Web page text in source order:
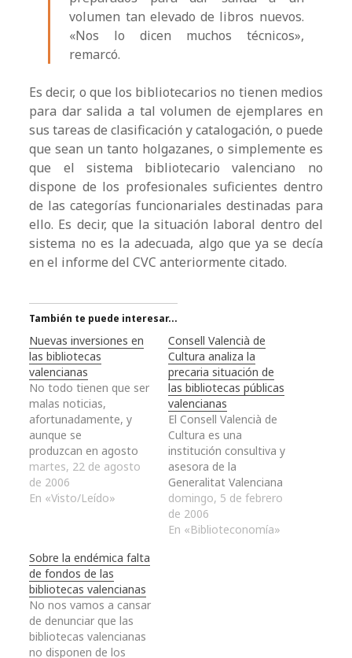
volumen tan elevado de libros nuevos.
«Nos lo dicen muchos técnicos»,
remarcó.
Es decir, o que los bibliotecarios no tienen medios
para dar salida a tal volumen de ejemplares en
sus tareas de clasificación y catalogación, o puede
que sean un tanto holgazanes, o simplemente es
que el sistema bibliotecario valenciano no
dispone de los profesionales suficientes dentro
de las categorías funcionariales destinadas para
ello. Es decir, que la situación laboral dentro del
sistema no es la adecuada, algo que ya se decía
en el informe del CVC anteriormente citado.
También te puede interesar...
Nuevas inversiones en
las bibliotecas
valencianas
No todo tienen que ser
malas noticias,
afortunadamente, y
aunque se
produzcan en agosto
por lo que pasen un
tanto desapercibidas,
no tienen porqué no
invertir dos millones de
euros en bibliotecas
valencianas, algo de lo
que debemos
congratularnos
teniendo en cuenta…
martes, 22 de agosto
de 2006
En «Visto/Leído»
Consell Valencià de
Cultura analiza la
precaria situación de
las bibliotecas públicas
valencianas
El Consell Valencià de
Cultura es una
institución consultiva y
asesora de la
Generalitat Valenciana
en las materias
específicas de la cultura
valenciana con la
domingo, 5 de febrero
de 2006
En «Biblioteconomía»
Sobre la endémica falta
de fondos de las
bibliotecas valencianas
No nos vamos a cansar
de denunciar que las
bibliotecas valencianas
no disponen de los